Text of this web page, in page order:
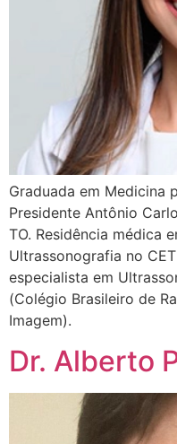
Graduada em Medicina
Presidente Antônio
TO. Residência médica
Ultrassonografia no
especialista em
(Colégio Brasileiro de
Imagem).
Dr. Alberto